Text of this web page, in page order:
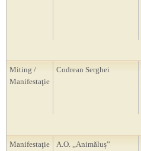
Miting /
Manifestaţie
Codrean Serghei
Manifestaţie
A.O. ,,Animăluș”